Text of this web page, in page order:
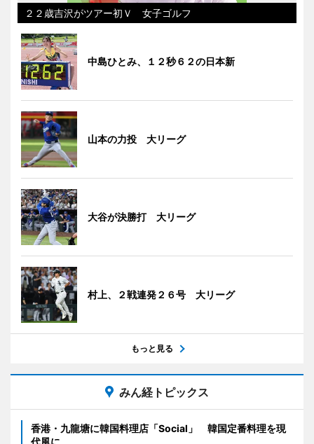
２２歳吉沢がツアー初Ｖ 女子ゴルフ
中島ひとみ、１２秒６２の日本新
山本の力投 大リーグ
大谷が決勝打 大リーグ
村上、２戦連発２６号 大リーグ
もっと見る
みん経トピックス
香港・九龍塘に韓国料理店「Social」 韓国定番料理を現
代風に